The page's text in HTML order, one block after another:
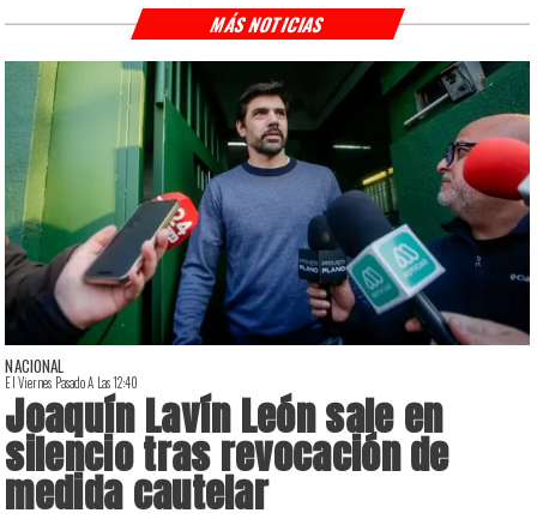
NACIONAL
El Viernes Pasado A Las 12:40
Joaquín Lavín León sale en
silencio tras revocación de
medida cautelar
MÁS NOTICIAS